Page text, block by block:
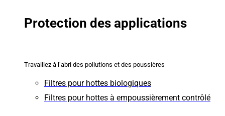
Protection des applications
Travaillez à l’abri des pollutions et des poussières
Filtres pour hottes biologiques
Filtres pour hottes à empoussièrement contrôlé